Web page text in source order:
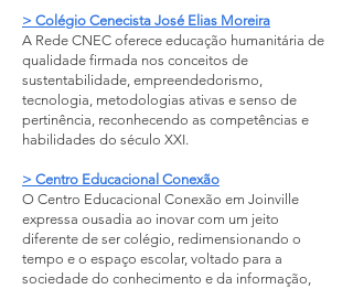
> Colégio Cenecista José Elias Moreira
A Rede CNEC oferece educação humanitária de
qualidade firmada nos conceitos de
sustentabilidade, empreendedorismo,
tecnologia, metodologias ativas e senso de
pertinência, reconhecendo as competências e
habilidades do século XXI.
> Centro Educacional Conexão
O Centro Educacional Conexão em Joinville
expressa ousadia ao inovar com um jeito
diferente de ser colégio, redimensionando o
tempo e o espaço escolar, voltado para a
sociedade do conhecimento e da informação,